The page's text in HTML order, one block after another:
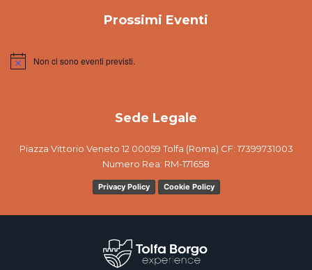
Prossimi Eventi
Non ci sono eventi previsti.
Sede Legale
Piazza Vittorio Veneto 12 00059 Tolfa (Roma) CF: 17399731003
Numero Rea: RM-171658
Privacy Policy Cookie Policy